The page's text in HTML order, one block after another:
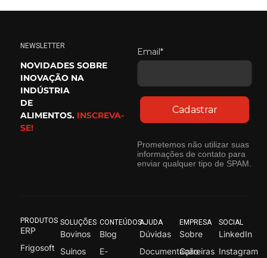
NEWSLETTER
NOVIDADES SOBRE
INOVAÇÃO NA
INDÚSTRIA
DE
ALIMENTOS. INSCREVA-
SE!
Email*
Cadastrar
Prometemos não utilizar suas
informações de contato para
enviar qualquer tipo de SPAM.
PRODUTOS
ERP
Frigosoft
SOLUÇÕES
Bovinos
Suínos
CONTEÚDOS
Blog
E-
AJUDA
Dúvidas
Documentação
EMPRESA
Sobre
Carreiras
SOCIAL
LinkedIn
Instagram